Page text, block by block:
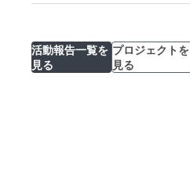
ることができま
礼】
活動報告一覧を
見る
プロジェクトを
見る